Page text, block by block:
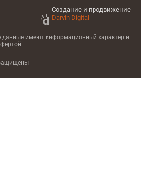
Создание и продвижение
Darvin Digital
данные имеют информационный характер и